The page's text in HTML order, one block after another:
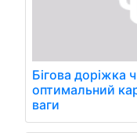
Бігова доріжка
оптимальний
ваги